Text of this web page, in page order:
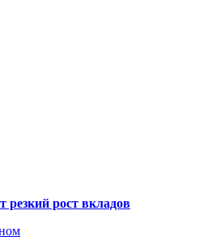
резкий рост вкладов